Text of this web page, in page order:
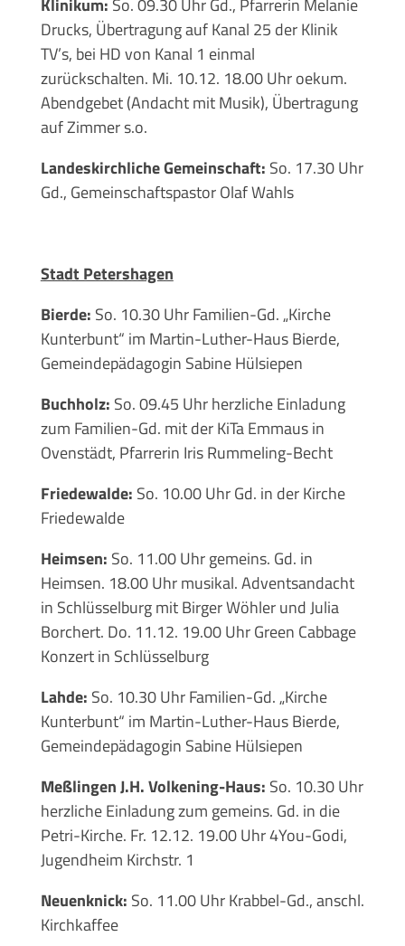
Drucks, Übertragung auf Kanal 25 der Klinik
TV’s, bei HD von Kanal 1 einmal
zurückschalten. Mi. 10.12. 18.00 Uhr oekum.
Abendgebet (Andacht mit Musik), Übertragung
auf Zimmer s.o.
Landeskirchliche Gemeinschaft: So. 17.30 Uhr
Gd., Gemeinschaftspastor Olaf Wahls
Stadt Petershagen
Bierde: So. 10.30 Uhr Familien-Gd. „Kirche
Kunterbunt“ im Martin-Luther-Haus Bierde,
Gemeindepädagogin Sabine Hülsiepen
Buchholz: So. 09.45 Uhr herzliche Einladung
zum Familien-Gd. mit der KiTa Emmaus in
Ovenstädt, Pfarrerin Iris Rummeling-Becht
Friedewalde: So. 10.00 Uhr Gd. in der Kirche
Friedewalde
Heimsen: So. 11.00 Uhr gemeins. Gd. in
Heimsen. 18.00 Uhr musikal. Adventsandacht
in Schlüsselburg mit Birger Wöhler und Julia
Borchert. Do. 11.12. 19.00 Uhr Green Cabbage
Konzert in Schlüsselburg
Lahde: So. 10.30 Uhr Familien-Gd. „Kirche
Kunterbunt“ im Martin-Luther-Haus Bierde,
Gemeindepädagogin Sabine Hülsiepen
Meßlingen J.H. Volkening-Haus: So. 10.30 Uhr
herzliche Einladung zum gemeins. Gd. in die
Petri-Kirche. Fr. 12.12. 19.00 Uhr 4You-Godi,
Jugendheim Kirchstr. 1
Neuenknick: So. 11.00 Uhr Krabbel-Gd., anschl.
Kirchkaffee